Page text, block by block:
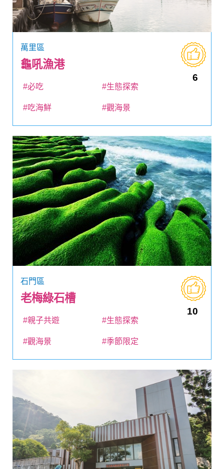
萬里區
龜吼漁港
6
#必吃 #生態探索
#吃海鮮 #觀海景
石門區
老梅綠石槽
10
#親子共遊 #生態探索
#觀海景 #季節限定